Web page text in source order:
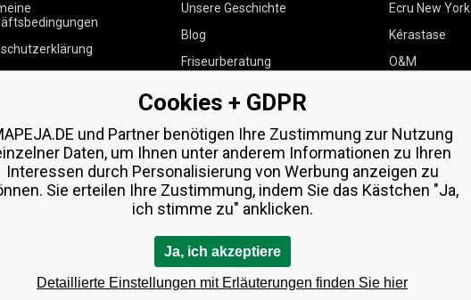
über Zahlungen und
Unsere Geschichte
Blog
Friseurberatung
Kostenlose Produktproben
Ecru New York
Kérastase
O&M
Zenz Organic
Cookies + GDPR
und Partner benötigen Ihre Zustimmung zur Nutzung
Daten, um Ihnen unter anderem Informationen zu Ihren
Interessen durch Personalisierung von Werbung anzeigen zu
Sie erteilen Ihre Zustimmung, indem Sie das Kästchen "Ja,
ich stimme zu" anklicken.
Ja, ich akzeptiere
Detaillierte Einstellungen mit Erläuterungen finden Sie hier